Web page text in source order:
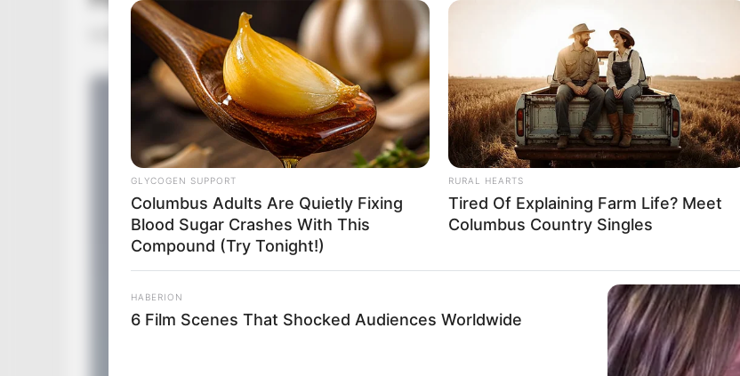
Szerző • September 29, 2025
GLYCOGEN SUPPORT
Columbus Adults Are Quietly Fixing
Blood Sugar Crashes With This
Compound (Try Tonight!)
RURAL HEARTS
Tired Of Explaining Farm Life? Meet
Columbus Country Singles
HABERION
6 Film Scenes That Shocked Audiences Worldwide